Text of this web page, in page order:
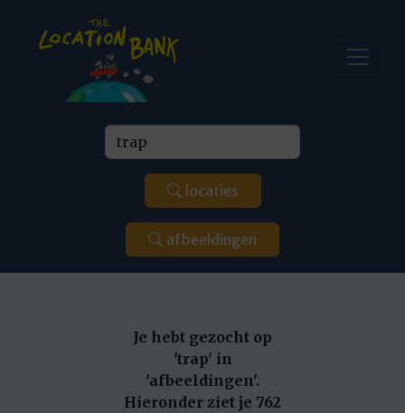
locaties
afbeeldingen
Je hebt gezocht op
'trap' in
'afbeeldingen'.
Hieronder ziet je 762